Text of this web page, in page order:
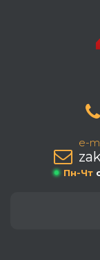
e-
Пн-Чт